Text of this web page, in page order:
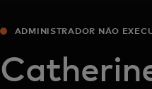
ADMINISTRADOR NÃO